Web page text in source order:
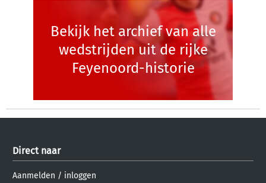
Bekijk het archief van alle
wedstrijden uit de rijke
Feyenoord-historie
Direct naar
Aanmelden / inloggen